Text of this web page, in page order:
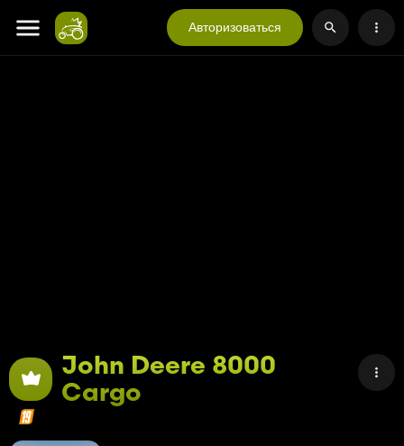
Авторизоваться
John Deere 8000
Cargo